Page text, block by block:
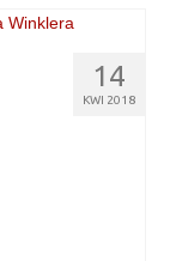
14
KWI 2018